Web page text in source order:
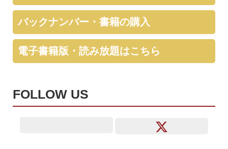
バックナンバー・書籍の購入
電子書籍版・読み放題はこちら
FOLLOW US